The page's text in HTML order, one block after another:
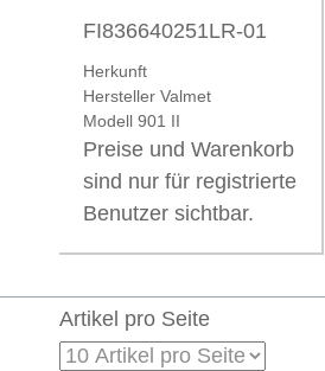
FI836640251LR-01
Herkunft
Hersteller Valmet
Modell 901 II
Preise und Warenkorb
sind nur für registrierte
Benutzer sichtbar.
Artikel pro Seite